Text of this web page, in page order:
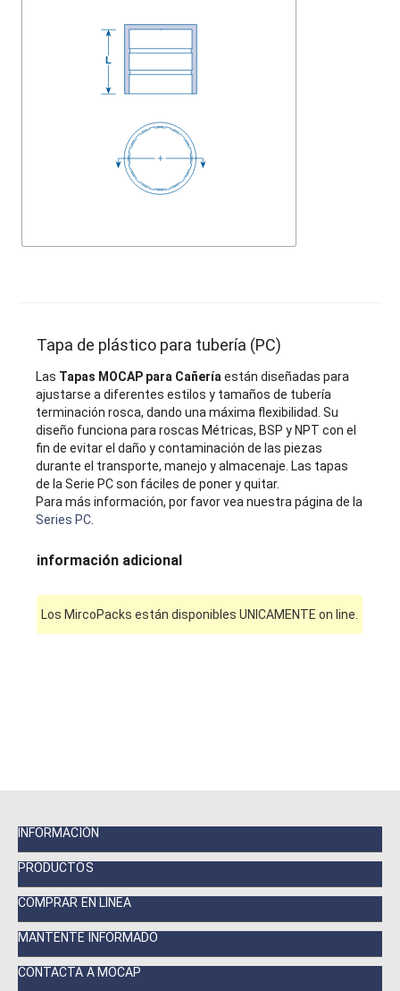
Tapa de plástico para tubería (PC)
Las Tapas MOCAP para Cañería están diseñadas para
ajustarse a diferentes estilos y tamaños de tubería
terminación rosca, dando una máxima flexibilidad. Su
diseño funciona para roscas Métricas, BSP y NPT con el
fin de evitar el daño y contaminación de las piezas
durante el transporte, manejo y almacenaje. Las tapas
de la Serie PC son fáciles de poner y quitar.
Para más información, por favor vea nuestra página de la
Series PC
información adicional
Los MircoPacks están disponibles UNICAMENTE on line.
INFORMACIÓN
PRODUCTOS
COMPRAR EN LÍNEA
MANTENTE INFORMADO
CONTACTA A MOCAP